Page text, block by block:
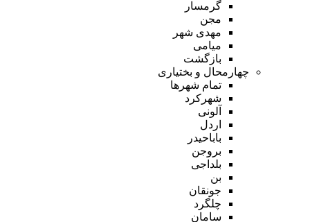
گرمسار
مجن
مهدی شهر
میامی
بازگشت
چهارمحال و بختیاری
تمام شهر‌ها
شهرکرد
آلونی
اردل
باباحیدر
بروجن
بلداجی
بن
جونقان
چلگرد
سامان